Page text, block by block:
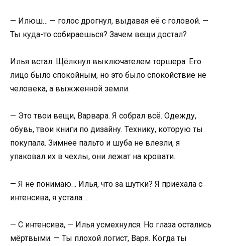
— Илюш… — голос дрогнул, выдавая её с головой. —
Ты куда-то собираешься? Зачем вещи достал?
Илья встал. Щёлкнул выключателем торшера. Его
лицо было спокойным, но это было спокойствие не
человека, а выжженной земли.
— Это твои вещи, Варвара. Я собрал всё. Одежду,
обувь, твои книги по дизайну. Технику, которую ты
покупала. Зимнее пальто и шуба не влезли, я
упаковал их в чехлы, они лежат на кровати.
— Я не понимаю… Илья, что за шутки? Я приехала с
интенсива, я устала…
— С интенсива, — Илья усмехнулся. Но глаза остались
мёртвыми. — Ты плохой логист, Варя. Когда ты